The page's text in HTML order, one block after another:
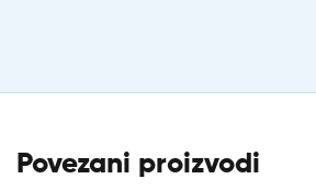
Povezani proizvodi